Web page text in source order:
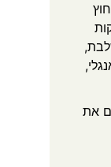
את